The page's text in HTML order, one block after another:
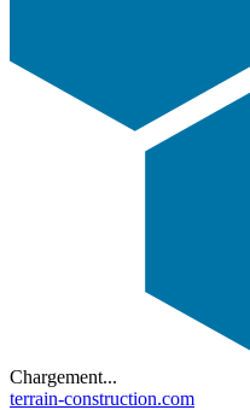
Chargement...
terrain-construction.com